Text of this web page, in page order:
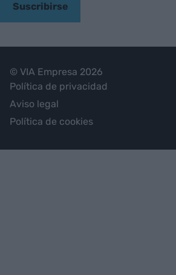
Suscribirse
© VIA Empresa 2026
Política de privacidad
Aviso legal
Política de cookies